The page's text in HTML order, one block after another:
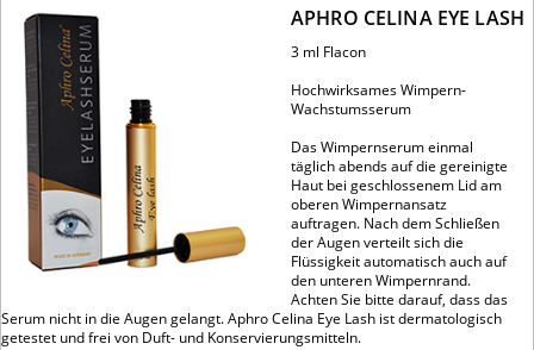
APHRO CELINA EYE LASH
3 ml Flacon
Hochwirksames Wimpern-
Wachstumsserum
Das Wimpernserum einmal
täglich abends auf die gereinigte
Haut bei geschlossenem Lid am
oberen Wimpernansatz
auftragen. Nach dem Schließen
der Augen verteilt sich die
Flüssigkeit automatisch auch auf
den unteren Wimpernrand.
Achten Sie bitte darauf, dass das
Serum nicht in die Augen gelangt. Aphro Celina Eye Lash ist dermatologisch
getestet und frei von Duft- und Konservierungsmitteln.